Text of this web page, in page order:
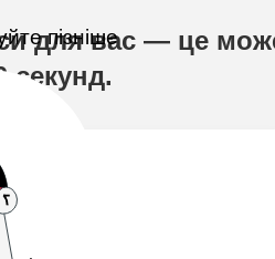
пізніше
для вас — це
секунд.